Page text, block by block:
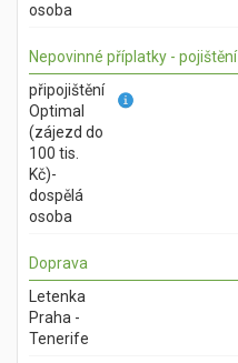
osoba
Nepovinné příplatky - pojištění
připojištění
Optimal
(zájezd do
100 tis.
Kč)-
dospělá
osoba
Doprava
Letenka
Praha -
Tenerife